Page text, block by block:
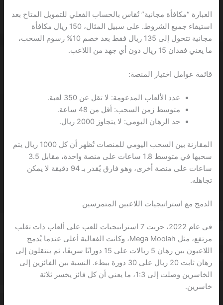
العبارة “مكافأة مجانية” تُقاس بالحساب الفعلي للتمويل المتاح بعد
استيفاء جميع الشروط. على سبيل المثال، 150 ريال مكافأة
مجانية تتحول إلى 135 ريال فقط بعد خصم 10% رسوم السحب،
ما يعني فقدان 15 ريال دون أي جهد من اللاعب.
قائمة عوامل اختيار المنصة:
عدد الألعاب المدعومة: لا تقل عن 350 لعبة.
متوسط زمن السحب: أقل من 48 ساعة.
حد الرهان اليومي: لا يتجاوز 2000 ريال.
المقارنة بين السحب اليومي للمنصات تُظهر أن كل 1000 ريال يتم
سحبها في متوسط 1.8 ساعات على منصة واحدة، مقابل 3.5
ساعات على منصة أخرى، وهو فارق يُقدر بـ 94 دقيقة لا يمكن
تجاهله.
الدمج مع استراتيجيات اللاعبين المتمرسين
في عام 2022، جربت 7 استراتيجيات للعب على ألعاب ذات تقلب
مرتفع، مثل Mega Moolah، وكانت الفعالية أعلى عندما يُدمج
اللاعبون بين رهان 5 ريالات على 15 دورانًا سريعًا، ثم ينتقلون إلى
رهان ثابت 20 ريال على 30 دورة ببطء. النسبة بين الفائزين إلى
الخاسرين وصلت إلى 1:3، ما يعني أن كل فائز يخسر ثلاثة
خاسرين.